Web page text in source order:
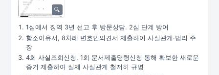
1심에서 징역 3년 선고 후 방문상담. 2심 단계 방어
항소이유서, 8차례 변호인의견서 제출하여 사실관계·법리 주
장
4회 사실조회신청, 1회 문서제출명령신청 통해 확보한 새로운
증거 제출하여 실제 사실관계 철저히 규명